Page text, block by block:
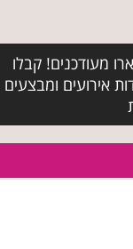
מעודכנים! קבלו
אירועים ומבצעים